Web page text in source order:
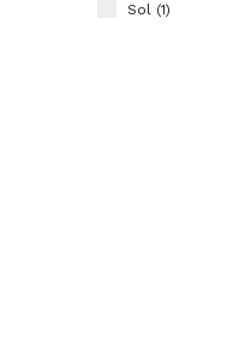
Sol (1)